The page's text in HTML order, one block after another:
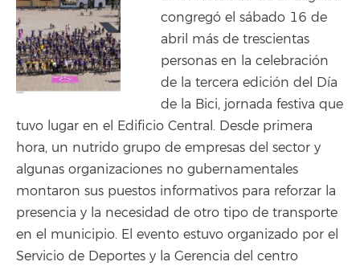
congregó el sábado 16 de
abril más de trescientas
personas en la celebración
de la tercera edición del Día
de la Bici, jornada festiva que
tuvo lugar en el Edificio Central. Desde primera
hora, un nutrido grupo de empresas del sector y
algunas organizaciones no gubernamentales
montaron sus puestos informativos para reforzar la
presencia y la necesidad de otro tipo de transporte
en el municipio. El evento estuvo organizado por el
Servicio de Deportes y la Gerencia del centro